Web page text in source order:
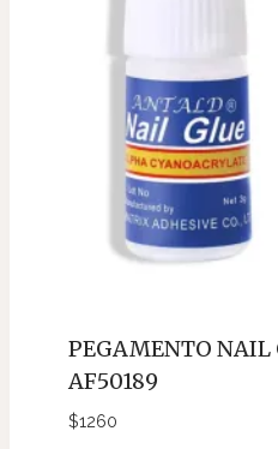
PEGAMENTO NAIL
AF50189
$1260